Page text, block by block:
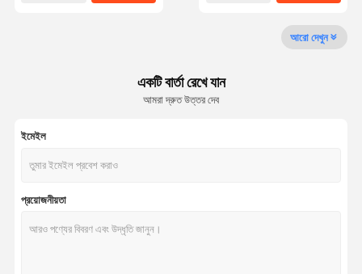
আরো দেখুন
একটি বার্তা রেখে যান
আমরা দ্রুত উত্তর দেব
ইমেইল
প্রয়োজনীয়তা